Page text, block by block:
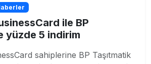
ile BP
yüzde 5 indirim
sahiplerine BP Taşıtmatik